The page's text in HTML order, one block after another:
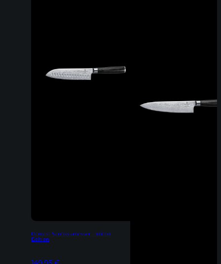
Damast Santokumesser Limited
Edition